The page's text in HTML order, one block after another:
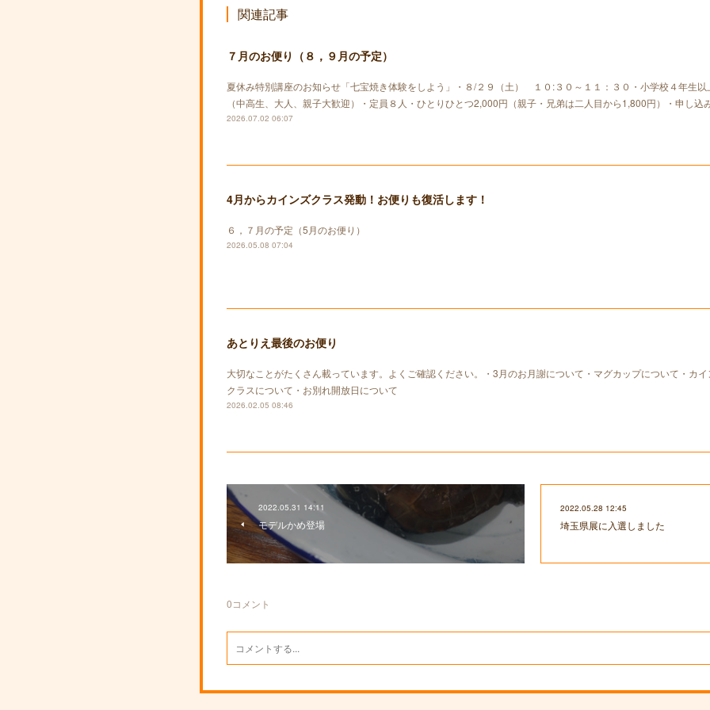
関連記事
７月のお便り（８，９月の予定）
夏休み特別講座のお知らせ「七宝焼き体験をしよう」・８/２９（土） １０:３０～１１：３０・小学校４年生以
（中高生、大人、親子大歓迎）・定員８人・ひとりひとつ2,000円（親子・兄弟は二人目から1,800円）・申し
2026.07.02 06:07
4月からカインズクラス発動！お便りも復活します！
６，７月の予定（5月のお便り）
2026.05.08 07:04
あとりえ最後のお便り
大切なことがたくさん載っています。よくご確認ください。・3月のお月謝について・マグカップについて・カ
クラスについて・お別れ開放日について
2026.02.05 08:46
2022.05.31 14:11
モデルかめ登場
2022.05.28 12:45
埼玉県展に入選しました
0コメント